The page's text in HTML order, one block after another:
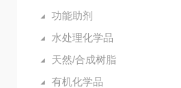
功能助剂
水处理化学品
天然/合成树脂
有机化学品